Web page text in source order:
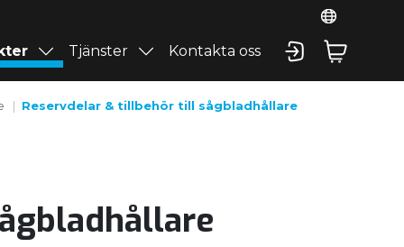
Tjänster Kontakta oss
Reservdelar & tillbehör till sågbladhållare